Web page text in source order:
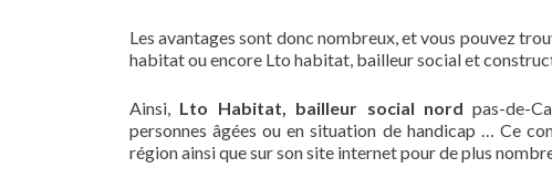
Les avantages sont donc nombreux, et vous pouvez
habitat ou encore Lto habitat, bailleur social et
Ainsi, Lto Habitat, bailleur social nord pas-de-
personnes âgées ou en situation de handicap … Ce
région ainsi que sur son site internet pour de plus